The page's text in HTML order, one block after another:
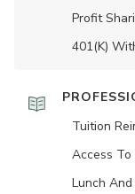
Profit
401(K)
Tuition
Access To
Lunch